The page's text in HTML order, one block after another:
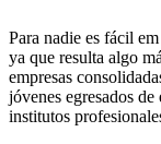
Para nadie es fácil
ya que resulta algo
empresas
jóvenes egresados
institutos